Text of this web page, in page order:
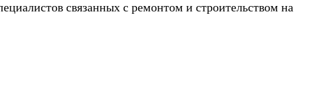
связанных с ремонтом и строительством на